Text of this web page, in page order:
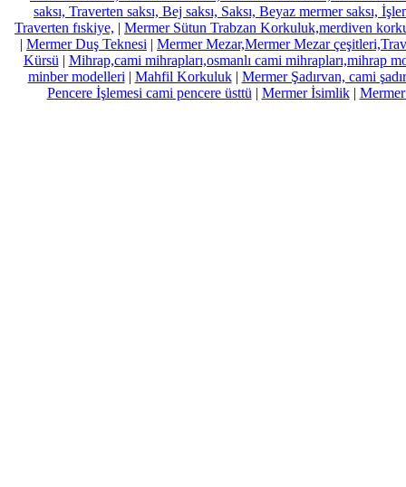
saksı, Traverten saksı, Bej saksı, Saksı, Beyaz mermer saksı,
Traverten fıskiye, | Mermer Sütun Trabzan Korkuluk,merdiven
| Mermer Duş Teknesi | Mermer Mezar,Mermer Mezar
Kürsü | Mihrap,cami mihrapları,osmanlı cami mihrapları,mihrap
minber modelleri | Mahfil Korkuluk| Mermer Şadırvan, cami
Pencere İşlemesi cami pencere üsttü | Mermer İsimlik|